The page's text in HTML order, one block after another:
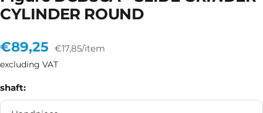
CYLINDER ROUND
Sale
price
€89,25 €17,85/item
excluding VAT
shaft: